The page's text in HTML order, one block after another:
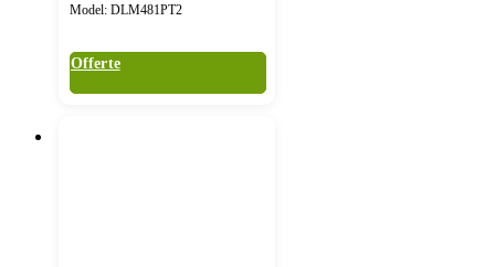
Model: DLM481PT2
Offerte